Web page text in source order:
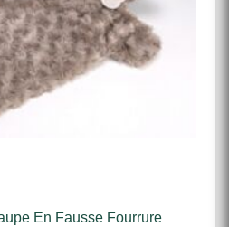
En Fausse Fourrure